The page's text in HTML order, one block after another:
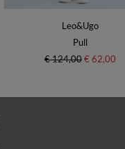
Leo&Ugo
Pull
€ 124,00€ 62,00